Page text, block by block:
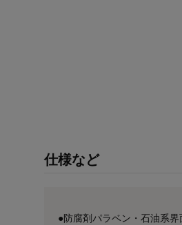
仕様など
●防腐剤パラベン・石油系